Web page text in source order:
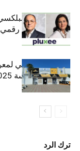
قيادة مزدوجة
متسارع وتحول رقمي
الافتتاح الرسمي
“إنترتكس سوسة 2025”
ترك الرد